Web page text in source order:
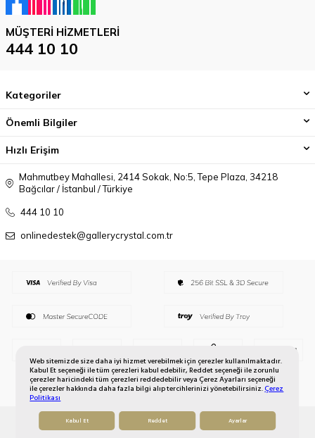
Web sitemizde size daha iyi hizmet verebilmek için çerezler kullanılmaktadır.
Kabul Et seçeneği ile tüm çerezleri kabul edebilir, Reddet seçeneği ile zorunlu
çerezler haricindeki tüm çerezleri reddedebilir veya Çerez Ayarları seçeneği
ile çerezler hakkında daha fazla bilgi alıp tercihlerinizi yönetebilirsiniz.Çerez
Politikası
Kabul Et Reddet Ayarlar
MÜŞTERI HIZMETLERI
444 10 10
Kategoriler
Önemli Bilgiler
Hızlı Erişim
Mahmutbey Mahallesi, 2414 Sokak, No:5, Tepe Plaza, 34218
Bağcılar / İstanbul / Türkiye
444 10 10
onlinedestek@gallerycrystal.com.tr